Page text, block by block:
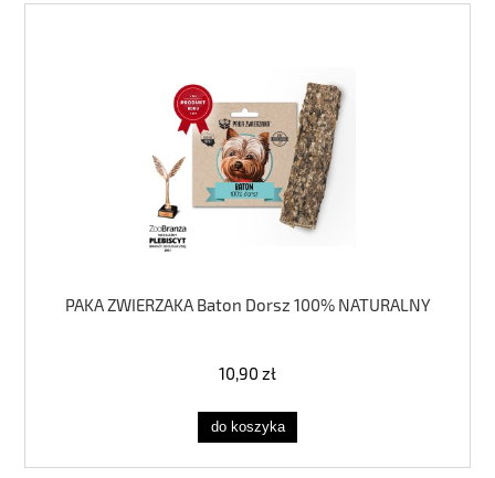
PAKA ZWIERZAKA Baton Dorsz 100% NATURALNY
10,90 zł
do koszyka